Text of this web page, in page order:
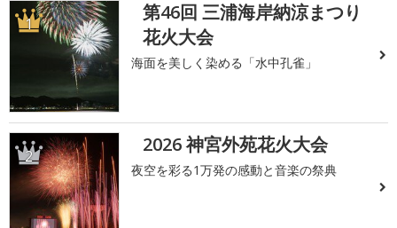
1
第46回 三浦海岸納涼まつり
花火大会
海面を美しく染める「水中孔雀」
2 2026 神宮外苑花火大会
夜空を彩る1万発の感動と音楽の祭典